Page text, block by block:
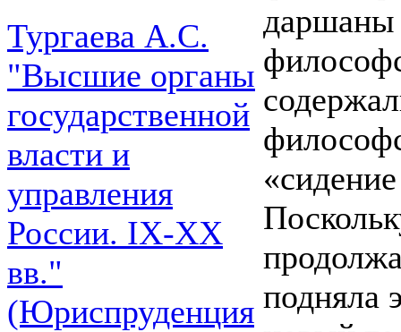
Тургаева А.С.
"Высшие органы
государственной
власти и
управления
России. IХ-ХХ
вв."
(Юриспруденция
даршаны
подняла